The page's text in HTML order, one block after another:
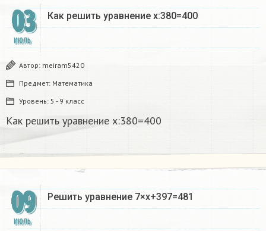
03
ИЮЛЬ
Как решить уравнение х:380=400​
Автор: meiram5420
Предмет: Математика
Уровень: 5 - 9 класс
Как решить уравнение х:380=400​
09
ИЮЛЬ
Решить уравнение 7×х+397=481